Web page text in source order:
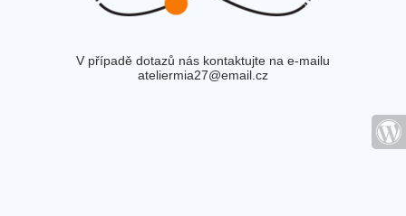
V případě dotazů nás kontaktujte na e-mailu
ateliermia27@email.cz